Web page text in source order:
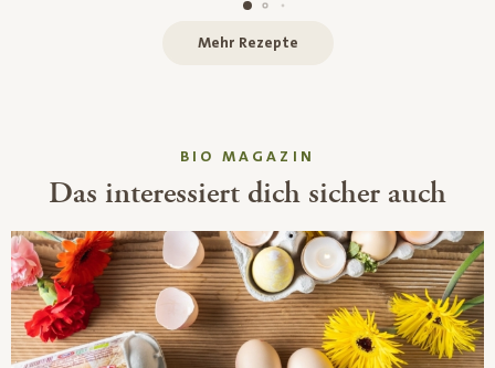
Mehr Rezepte
BIO MAGAZIN
Das interessiert dich sicher auch